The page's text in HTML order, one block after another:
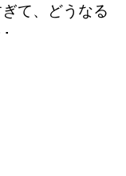
て、どうなる